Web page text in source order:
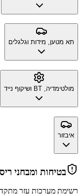
תא מטען, מידות וגלגלים
מולטימדיה, BT ושיקוף נייד
איבזור
בטיחות ומבחני
רשימת מערכות עזר